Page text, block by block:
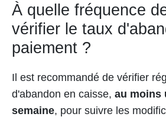
À quelle fréquence
vérifier le taux
paiement ?
Il est recommandé de vérifier
d'abandon en caisse, au moins
semaine, pour suivre les